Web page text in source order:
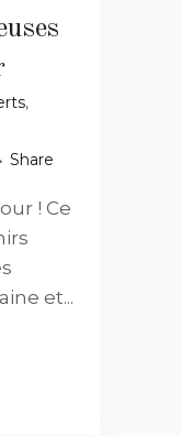
,
Share
! Ce
et...